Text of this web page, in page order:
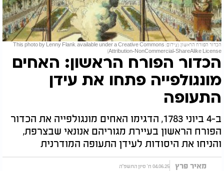
הכדור הפורח הראשון. (צילום: This photo by Lenny Flank, available under a Creative Commons
Attribution-NonCommercial-ShareAlike License)
הכדור הפורח הראשון: האחים
מונגולפייה פתחו את עידן
התעופה
ב-4 ביוני 1783, הדגימו האחים מונגולפייה את הכדור
הפורח הראשון בעיירת מגוריהם אנונאי שבצרפת,
והניחו את היסודות לעידן התעופה המודרנית
מאיר פרץ 04.06.25 ח' סיון התשפ"ה